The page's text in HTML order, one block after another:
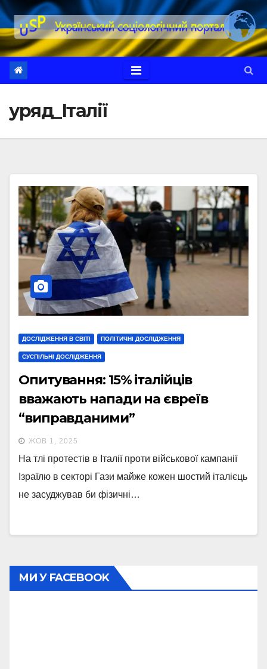
Перейти
до
вмісту
уряд_Італії
ДОСЛІДЖЕННЯ В СВІТІ ПОЛІТИЧНІ ДОСЛІДЖЕННЯ
СУСПІЛЬНІ ДОСЛІДЖЕННЯ
Опитування: 15% італійців
вважають напади на євреїв
“виправданими”
ЖОВ 1, 2025
На тлі протестів в Італії проти військової кампанії
Ізраїлю в секторі Гази майже кожен шостий італієць
не засуджував би фізичні…
МИ У FACEBOOK